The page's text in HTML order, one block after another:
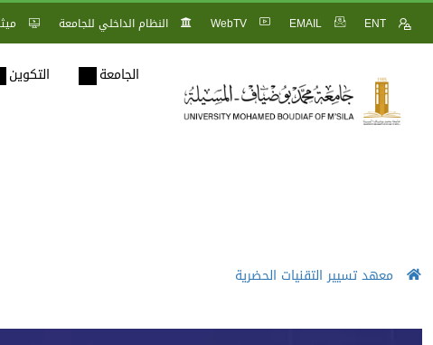
ENT
EMAIL
WebTV النظام الداخلي للجامعة
الجامعة التكوين
معهد تسيير التقنيات الحضرية